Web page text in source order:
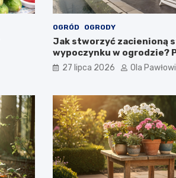
OGRÓD OGRODY
Jak stworzyć zacienioną
wypoczynku w ogrodzie?
ogrodowy w praktyce
27 lipca 2026 Ola